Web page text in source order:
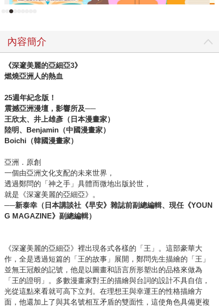
內容簡介
《深邃美麗的亞細亞3》
燃燒亞洲人的熱血
25週年紀念版！
震撼亞洲漫壇，影響所及──
王欣太、井上雄彥（日本漫畫家）
陸明、Benjamin（中國漫畫家）
Boichi （韓國漫畫家）
亞洲．原創
一個由亞洲文化支配的未來世界，
透過鄭問的「神之手」具體而微地出版於世，
就是《深邃美麗的亞細亞》。
──新泰幸（日本講談社《早安》雜誌前副總編輯、現任《YOUN
G MAGAZINE》副總編輯）
《深邃美麗的亞細亞》裡出現各式各樣的「王」。這部豪華大
作，全是透過短篇的「王的故事」展開，鄭問先生描繪的「王」
並無王冠般的記號，他是以圖畫和語言所形塑出的品格來做為
「王的證明」。多數漫畫家對王的描繪與台詞的設計不具自信，
光從這點來看就可高下立判。在理想王與幸運王的性格描繪方
面，他還加上了與其名號相互矛盾的雙面性，這使角色具備更複